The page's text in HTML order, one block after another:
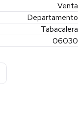
Venta
Departamento
Tabacalera
06030